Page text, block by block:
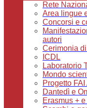
Rete
Area lingue
Concorsi e
autori
Cerimonia
ICDL
Laboratorio
Mondo
Progetto
Dantedì e
Erasmus +